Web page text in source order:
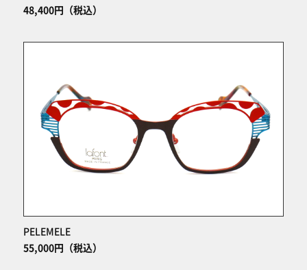
48,400円（税込）
PELEMELE
55,000円（税込）